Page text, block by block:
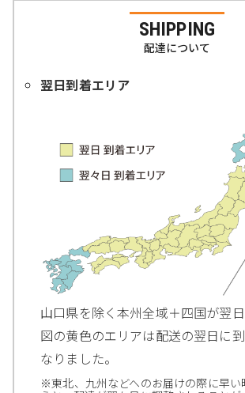
SHIPPING
配達について
翌日到着エリア
山口県を除く本州全域＋四国が翌日
図の黄色のエリアは配送の翌日に
なりました。
※東北、九州などへのお届けの際に早い